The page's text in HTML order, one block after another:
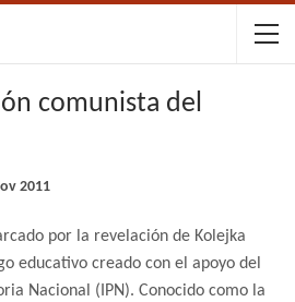
comunista del
2011
por la revelación de Kolejka
educativo creado con el apoyo del
Nacional (IPN). Conocido como la